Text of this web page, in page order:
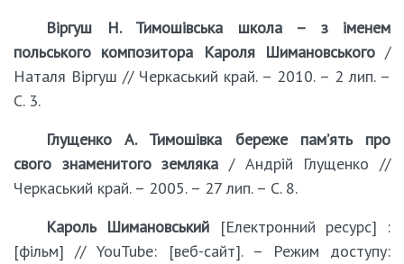
Віргуш Н. Тимошівська школа – з іменем
польського композитора Кароля Шимановського /
Наталя Віргуш // Черкаський край. – 2010. – 2 лип. –
С. 3.
Глущенко А. Тимошівка береже пам’ять про
свого знаменитого земляка / Андрій Глущенко //
Черкаський край. – 2005. – 27 лип. – С. 8.
Кароль Шимановський
[Електронний ресурс] :
[фільм] // YouTube: [веб-сайт]. – Режим доступу: